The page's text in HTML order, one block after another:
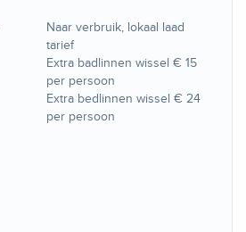
Naar verbruik, lokaal laad
tarief
Extra badlinnen wissel € 15
per persoon
Extra bedlinnen wissel € 24
per persoon